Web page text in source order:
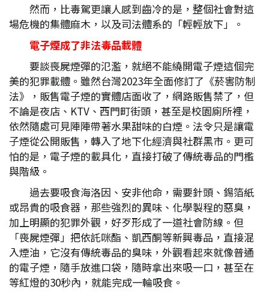
然而，比毒駕更讓人感到齒冷的是，整個社會對這
場危機的集體麻木，以及司法體系的「輕輕放下」。
電子煙成了非法毒品載體
要談喪屍煙彈的氾濫，就絕不能繞開電子煙這個完
美的犯罪載體。雖然台灣2023年全面修訂了《菸害防制
法》，販售電子煙的實體店面收了，網路販售禁了，但
不論是夜店、KTV、西門町街頭，甚至是校園廁所裡，
依然隨處可見陣陣帶著水果甜味的白煙。法令只是讓電
子煙從公開販售，轉入了地下化經濟與社群黑市。更可
怕的是，電子煙的載具化，直接打破了傳統毒品的門檻
與階級。
過去要吸食海洛因、安非他命，需要針頭、錫箔紙
或昂貴的吸食器，那些強烈的異味、化學製程的惡臭，
加上明顯的犯罪外觀，好歹形成了一道社會防線。但
「喪屍煙彈」把依託咪酯、凱西酮等新興毒品，直接混
入煙油，它沒有傳統毒品的臭味，外觀看起來就像普通
的電子煙，隨手放進口袋，隨時拿出來吸一口，甚至在
等紅燈的30秒內，就能完成一輪吸食。